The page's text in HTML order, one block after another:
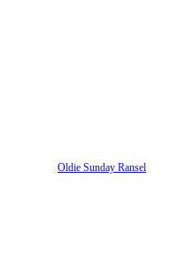
Oldie Sunday Ransel